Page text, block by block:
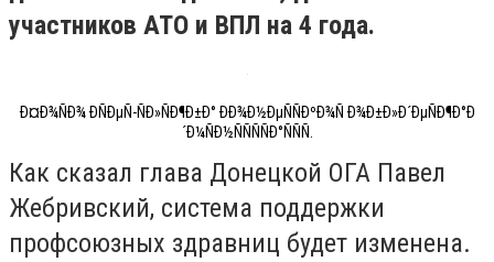
участников АТО и ВПЛ на 4 года.
Ð¤Ð¾ÑÐ¾ ÐÑÐµÑ-ÑÐ»ÑÐ¶Ð±Ð° ÐÐ¾Ð½ÐµÑÑÐºÐ¾Ñ Ð¾Ð±Ð»Ð´ÐµÑÐ¶Ð°Ð
´Ð¼ÑÐ½ÑÑÑÑÐ°ÑÑÑ.
Как сказал глава Донецкой ОГА Павел
Жебривский, система поддержки
профсоюзных здравниц будет изменена.